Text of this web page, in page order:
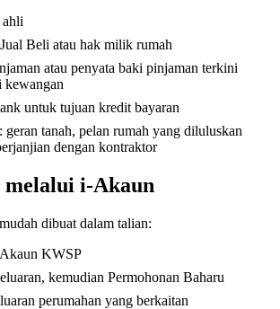
ahli
Beli atau hak milik rumah
atau penyata baki pinjaman terkini
kewangan
untuk tujuan kredit bayaran
geran tanah, pelan rumah yang diluluskan
dengan kontraktor
melalui i-Akaun
dibuat dalam talian:
KWSP
kemudian Permohonan Baharu
perumahan yang berkaitan